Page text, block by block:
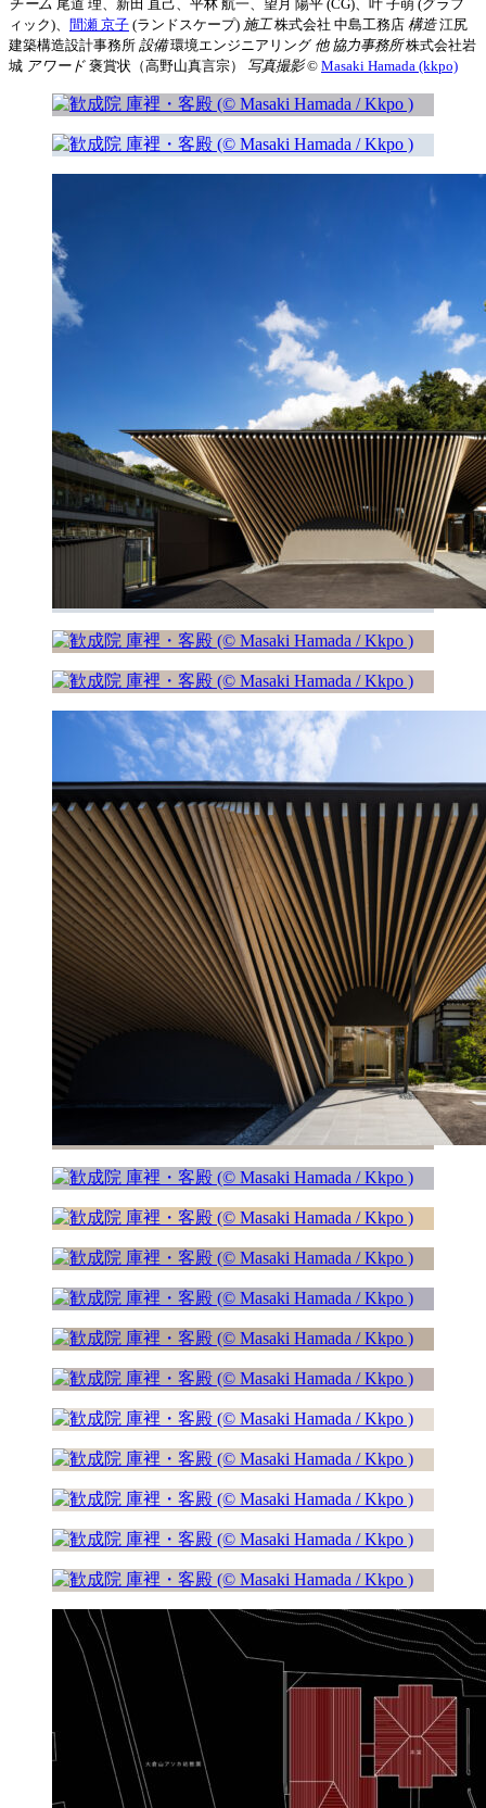
チーム 尾道 理、新田 直己、平林 航一、望月 陽平 (CG)、叶 子萌 (グラフ
ィック)、 間瀬 京子 (ランドスケープ) 施工 株式会社 中島工務店 構造 江尻
建築構造設計事務所 設備 環境エンジニアリング 他 協力事務所 株式会社岩
城 アワード 褒賞状（高野山真言宗） 写真撮影 ©︎ Masaki Hamada (kkpo)